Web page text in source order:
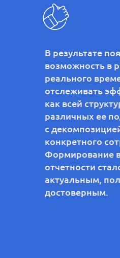
В результате
возможность в
реального
отслеживать
как всей
различных ее
с
конкретного
Формирование
отчетности
актуальным,
достоверным.